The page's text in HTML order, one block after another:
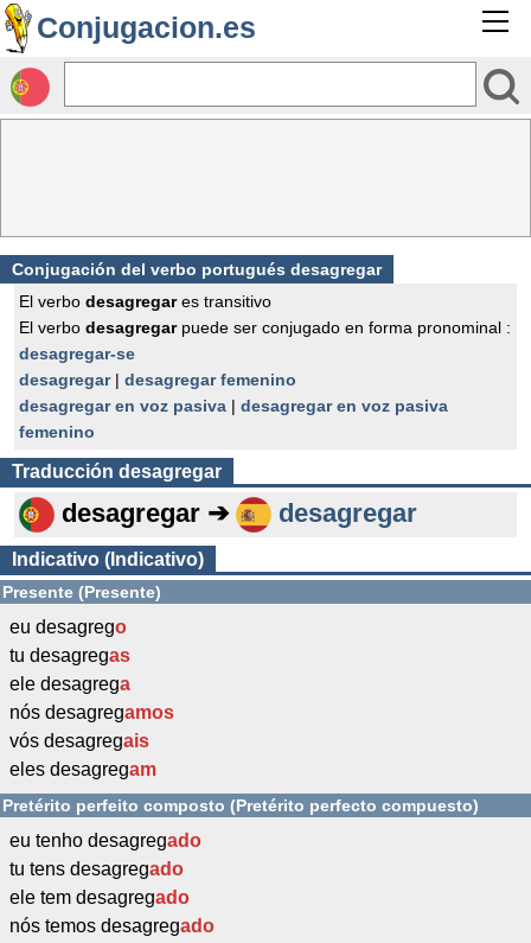
Conjugacion.es
Conjugación del verbo portugués desagregar
El verbo desagregares transitivo
El verbo desagregarpuede ser conjugado en forma pronominal :
desagregar-se
desagregar| desagregar femenino
desagregar en voz pasiva | desagregar en voz pasiva
femenino
Traducción desagregar
desagregar ➔ desagregar
Indicativo (Indicativo)
Presente (Presente)
eu desagrego
tu desagregas
ele desagrega
nós desagregamos
vós desagregais
eles desagregam
Pretérito perfeito composto (Pretérito perfecto compuesto)
eu tenho desagregado
tu tens desagregado
ele tem desagregado
nós temos desagregado